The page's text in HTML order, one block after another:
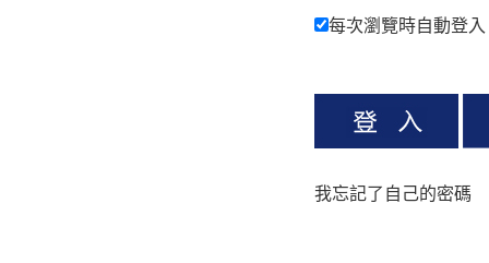
每次瀏覽時自動登入
我忘記了自己的密碼